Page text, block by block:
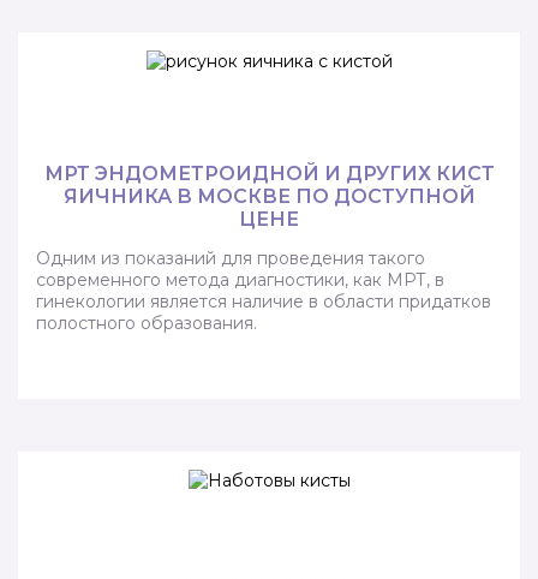
МРТ ЭНДОМЕТРОИДНОЙ И ДРУГИХ КИСТ
ЯИЧНИКА В МОСКВЕ ПО ДОСТУПНОЙ
ЦЕНЕ
Одним из показаний для проведения такого
современного метода диагностики, как МРТ, в
гинекологии является наличие в области придатков
полостного образования.